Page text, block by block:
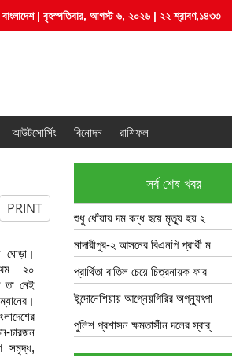
বাংলাদেশ | বৃহস্পতিবার, আগস্ট ৬, ২০২৬ | ২২ শ্রাবণ,১৪৩৩
আউটসোর্সিং বিনোদন রাশিফল
PRINT
ঘোড়া।
২০
তা নেই
সমৃদ্ধ,
সর্ব শেষ খবর
শুধু ধোঁয়ায় দম বন্ধ হয়ে মৃত্যু হয় ২
মাদারীপুর-২ আসনের বিএনপি প্রার্থী ম
প্রার্থিতা বাতিল চেয়ে চিত্রনায়ক ফার
ইন্দোনেশিয়ায় আগ্নেয়গিরির অগ্ন্যুৎপা
পুলিশ প্রশাসন ক্ষমতাসীন দলের স্বার্